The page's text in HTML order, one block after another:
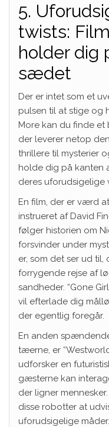
5.
twists:
holder dig
sædet
Der er intet som et
pulsen til at stige og
More kan du finde et
der leverer netop
thrillere til mysterier
holde dig på kanten
deres uforudsigelige
En film, der er værd
instrueret af David
følger historien om
forsvinder under
er, som det ser ud
forrygende rejse af
sandheder. “Gone
vil efterlade dig
der egentlig foregår.
En anden
tæerne, er
udforsker en
gæsterne kan
der ligner
disse robotter at
uforudsigelige